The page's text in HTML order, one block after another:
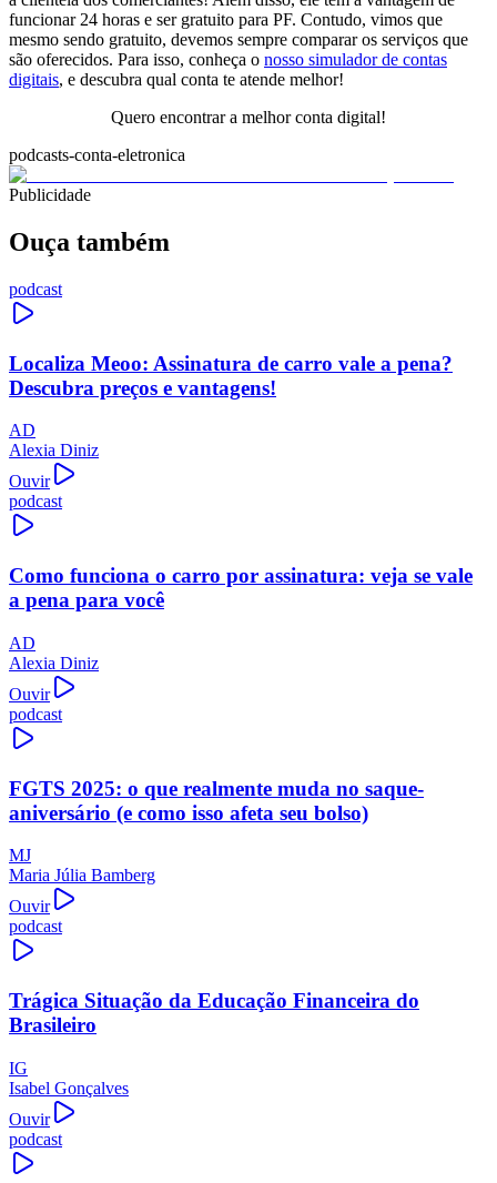
funcionar 24 horas e ser gratuito para PF. Contudo, vimos que
mesmo sendo gratuito, devemos sempre comparar os serviços que
são oferecidos. Para isso, conheça o nosso simulador de contas
digitais, e descubra qual conta te atende melhor!
Quero encontrar a melhor conta digital!
podcasts-conta-eletronica
Publicidade
Ouça também
podcast
Localiza Meoo: Assinatura de carro vale a pena?
Descubra preços e vantagens!
AD
Alexia Diniz
Ouvir
podcast
Como funciona o carro por assinatura: veja se vale
a pena para você
AD
Alexia Diniz
Ouvir
podcast
FGTS 2025: o que realmente muda no saque-
aniversário (e como isso afeta seu bolso)
MJ
Maria Júlia Bamberg
Ouvir
podcast
Trágica Situação da Educação Financeira do
Brasileiro
IG
Isabel Gonçalves
Ouvir
podcast